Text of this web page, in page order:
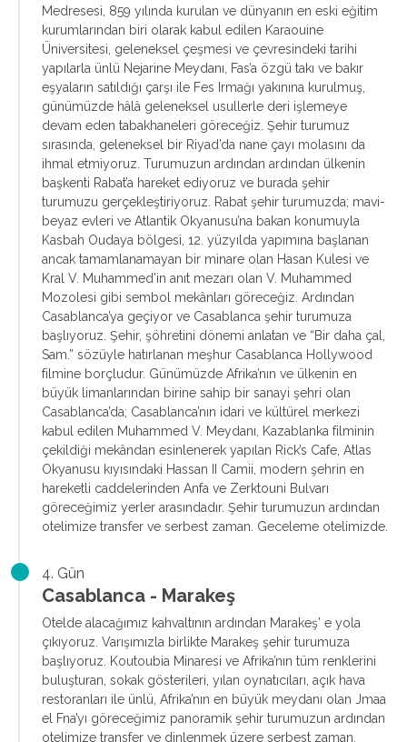
Medresesi, 859 yılında kurulan ve dünyanın en eski eğitim
kurumlarından biri olarak kabul edilen Karaouine
Üniversitesi, geleneksel çeşmesi ve çevresindeki tarihi
yapılarla ünlü Nejarine Meydanı, Fas’a özgü takı ve bakır
eşyaların satıldığı çarşı ile Fes Irmağı yakınına kurulmuş,
günümüzde hâlâ geleneksel usullerle deri işlemeye
devam eden tabakhaneleri göreceğiz. Şehir turumuz
sırasında, geleneksel bir Riyad’da nane çayı molasını da
ihmal etmiyoruz. Turumuzun ardından ardından ülkenin
başkenti Rabat’a hareket ediyoruz ve burada şehir
turumuzu gerçekleştiriyoruz. Rabat şehir turumuzda; mavi-
beyaz evleri ve Atlantik Okyanusu’na bakan konumuyla
Kasbah Oudaya bölgesi, 12. yüzyılda yapımına başlanan
ancak tamamlanamayan bir minare olan Hasan Kulesi ve
Kral V. Muhammed’in anıt mezarı olan V. Muhammed
Mozolesi gibi sembol mekânları göreceğiz. Ardından
Casablanca’ya geçiyor ve Casablanca şehir turumuza
başlıyoruz. Şehir, şöhretini dönemi anlatan ve “Bir daha çal,
Sam.” sözüyle hatırlanan meşhur Casablanca Hollywood
filmine borçludur. Günümüzde Afrika’nın ve ülkenin en
büyük limanlarından birine sahip bir sanayi şehri olan
Casablanca’da; Casablanca’nın idari ve kültürel merkezi
kabul edilen Muhammed V. Meydanı, Kazablanka filminin
çekildiği mekândan esinlenerek yapılan Rick’s Cafe, Atlas
Okyanusu kıyısındaki Hassan II Camii, modern şehrin en
hareketli caddelerinden Anfa ve Zerktouni Bulvarı
göreceğimiz yerler arasındadır. Şehir turumuzun ardından
otelimize transfer ve serbest zaman. Geceleme otelimizde.
4. Gün
Casablanca - Marakeş
Otelde alacağımız kahvaltının ardından Marakeş’ e yola
çıkıyoruz. Varışımızla birlikte Marakeş şehir turumuza
başlıyoruz. Koutoubia Minaresi ve Afrika’nın tüm renklerini
buluşturan, sokak gösterileri, yılan oynatıcıları, açık hava
restoranları ile ünlü, Afrika’nın en büyük meydanı olan Jmaa
el Fna’yı göreceğimiz panoramik şehir turumuzun ardından
otelimize transfer ve dinlenmek üzere serbest zaman.